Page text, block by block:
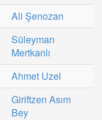
Ali Şenozan
Süleyman
Mertkanlı
Ahmet Uzel
Giriftzen Asım
Bey